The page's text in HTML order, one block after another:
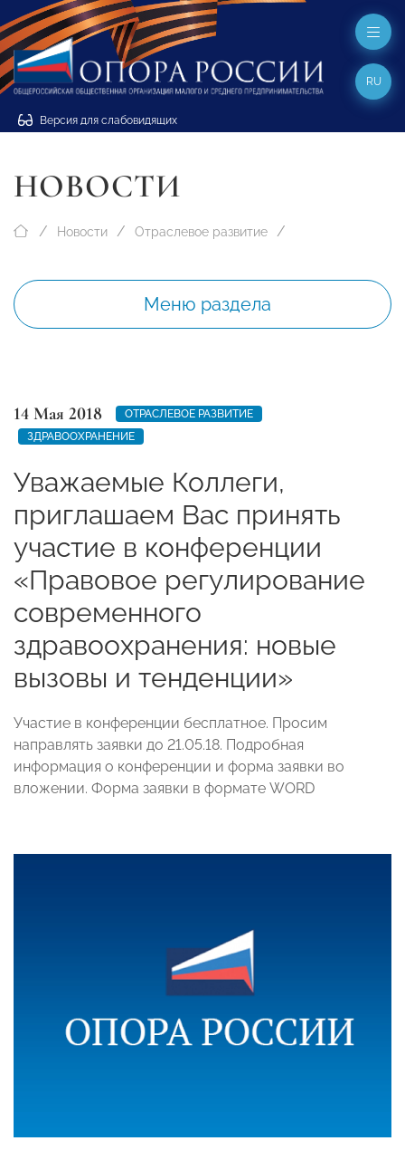
Версия для слабовидящих
RU
НОВОСТИ
Новости Отраслевое развитие
Меню раздела
14 Мая 2018
ОТРАСЛЕВОЕ РАЗВИТИЕ
ЗДРАВООХРАНЕНИЕ
Уважаемые Коллеги,
приглашаем Вас принять
участие в конференции
«Правовое регулирование
современного
здравоохранения: новые
вызовы и тенденции»
Участие в конференции бесплатное. Просим
направлять заявки до 21.05.18. Подробная
информация о конференции и форма заявки во
вложении. Форма заявки в формате WORD